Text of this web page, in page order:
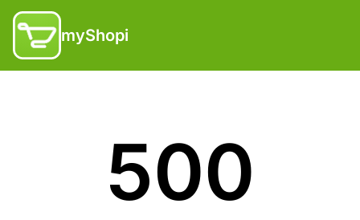
myShopi
500